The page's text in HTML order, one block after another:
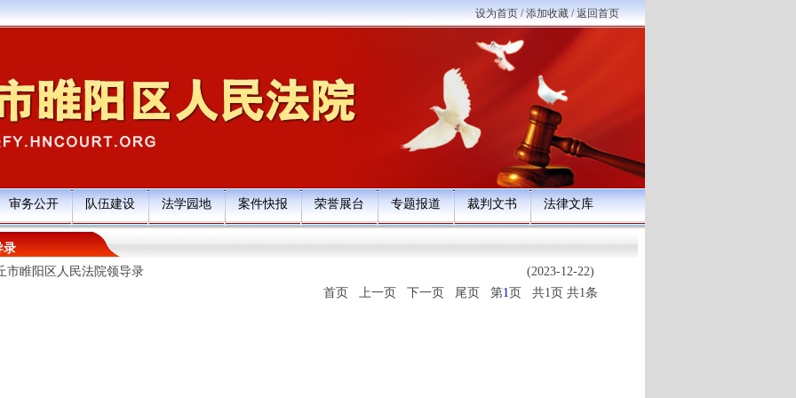
设为首页/添加收藏/返回首页
审务公开 队伍建设 法学园地 案件快报 荣誉展台 专题报道 裁判文书 法律文库
录
市睢阳区人民法院领导录
(2023-12-22)
首页 上一页 下一页 尾页 第1页 共1页 共1条